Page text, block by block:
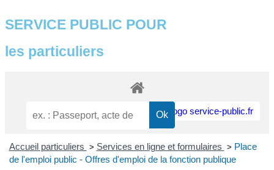
SERVICE PUBLIC POUR​
les particuliers
Accueil particuliers > Services en ligne et formulaires > Place
de l'emploi public - Offres d'emploi de la fonction publique